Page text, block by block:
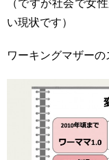
（ですが社会で女
い現状です）
ワーキングマザーの